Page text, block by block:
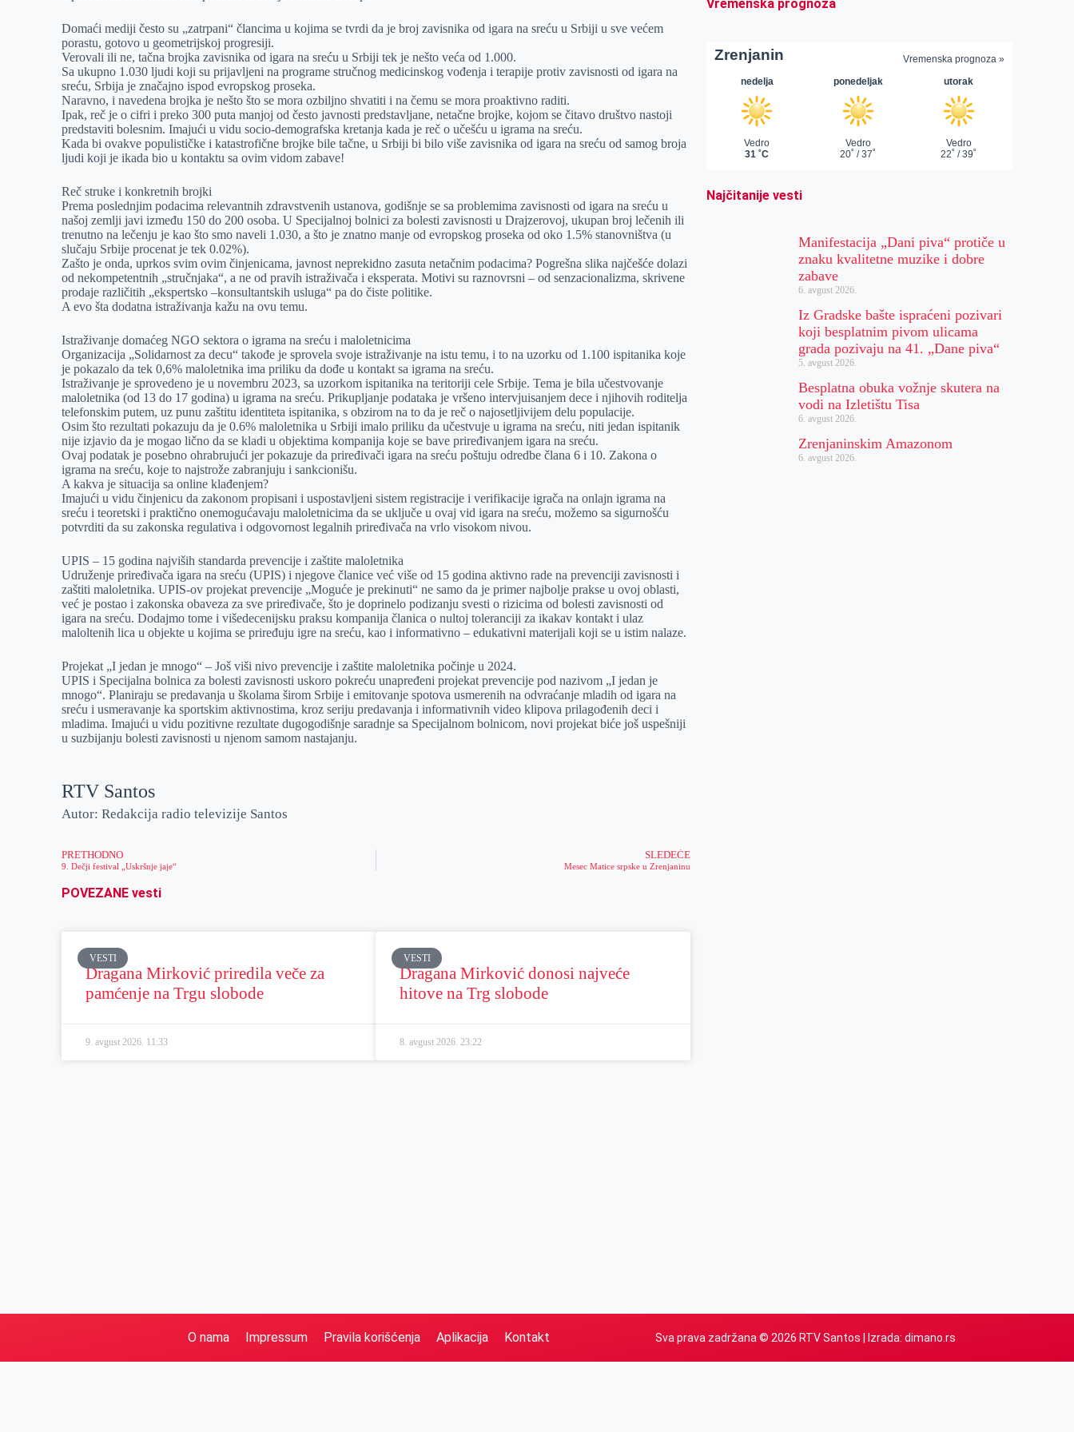
p
p
l
Domaći mediji često su „zatrpani“ člancima u kojima se tvrdi da je broj zavisnika od igara na sreću u Srbiji u sve većem
porastu, gotovo u geometrijskoj progresiji.
Verovali ili ne, tačna brojka zavisnika od igara na sreću u Srbiji tek je nešto veća od 1.000.
Sa ukupno 1.030 ljudi koji su prijavljeni na programe stručnog medicinskog vođenja i terapije protiv zavisnosti od igara na
sreću, Srbija je značajno ispod evropskog proseka.
Naravno, i navedena brojka je nešto što se mora ozbiljno shvatiti i na čemu se mora proaktivno raditi.
Ipak, reč je o cifri i preko 300 puta manjoj od često javnosti predstavljane, netačne brojke, kojom se čitavo društvo nastoji
predstaviti bolesnim. Imajući u vidu socio-demografska kretanja kada je reč o učešću u igrama na sreću.
Kada bi ovakve populističke i katastrofične brojke bile tačne, u Srbiji bi bilo više zavisnika od igara na sreću od samog broja
ljudi koji je ikada bio u kontaktu sa ovim vidom zabave!
Reč struke i konkretnih brojki
Prema poslednjim podacima relevantnih zdravstvenih ustanova, godišnje se sa problemima zavisnosti od igara na sreću u
našoj zemlji javi između 150 do 200 osoba. U Specijalnoj bolnici za bolesti zavisnosti u Drajzerovoj, ukupan broj lečenih ili
trenutno na lečenju je kao što smo naveli 1.030, a što je znatno manje od evropskog proseka od oko 1.5% stanovništva (u
slučaju Srbije procenat je tek 0.02%).
Zašto je onda, uprkos svim ovim činjenicama, javnost neprekidno zasuta netačnim podacima? Pogrešna slika najčešće dolazi
od nekompetentnih „stručnjaka“, a ne od pravih istraživača i eksperata. Motivi su raznovrsni – od senzacionalizma, skrivene
prodaje različitih „ekspertsko –konsultantskih usluga“ pa do čiste politike.
A evo šta dodatna istraživanja kažu na ovu temu.
Istraživanje domaćeg NGO sektora o igrama na sreću i maloletnicima
Organizacija „Solidarnost za decu“ takođe je sprovela svoje istraživanje na istu temu, i to na uzorku od 1.100 ispitanika koje
je pokazalo da tek 0,6% maloletnika ima priliku da dođe u kontakt sa igrama na sreću.
Istraživanje je sprovedeno je u novembru 2023, sa uzorkom ispitanika na teritoriji cele Srbije. Tema je bila učestvovanje
maloletnika (od 13 do 17 godina) u igrama na sreću. Prikupljanje podataka je vršeno intervjuisanjem dece i njihovih roditelja
telefonskim putem, uz punu zaštitu identiteta ispitanika, s obzirom na to da je reč o najosetljivijem delu populacije.
Osim što rezultati pokazuju da je 0.6% maloletnika u Srbiji imalo priliku da učestvuje u igrama na sreću, niti jedan ispitanik
nije izjavio da je mogao lično da se kladi u objektima kompanija koje se bave priređivanjem igara na sreću.
Ovaj podatak je posebno ohrabrujući jer pokazuje da priređivači igara na sreću poštuju odredbe člana 6 i 10. Zakona o
igrama na sreću, koje to najstrože zabranjuju i sankcionišu.
A kakva je situacija sa online klađenjem?
Imajući u vidu činjenicu da zakonom propisani i uspostavljeni sistem registracije i verifikacije igrača na onlajn igrama na
sreću i teoretski i praktično onemogućavaju maloletnicima da se uključe u ovaj vid igara na sreću, možemo sa sigurnošću
potvrditi da su zakonska regulativa i odgovornost legalnih priređivača na vrlo visokom nivou.
UPIS – 15 godina najviših standarda prevencije i zaštite maloletnika
Udruženje priređivača igara na sreću (UPIS) i njegove članice već više od 15 godina aktivno rade na prevenciji zavisnosti i
zaštiti maloletnika. UPIS-ov projekat prevencije „Moguće je prekinuti“ ne samo da je primer najbolje prakse u ovoj oblasti,
već je postao i zakonska obaveza za sve priređivače, što je doprinelo podizanju svesti o rizicima od bolesti zavisnosti od
igara na sreću. Dodajmo tome i višedecenijsku praksu kompanija članica o nultoj toleranciji za ikakav kontakt i ulaz
maloltenih lica u objekte u kojima se priređuju igre na sreću, kao i informativno – edukativni materijali koji se u istim nalaze.
Projekat „I jedan je mnogo“ – Još viši nivo prevencije i zaštite maloletnika počinje u 2024.
UPIS i Specijalna bolnica za bolesti zavisnosti uskoro pokreću unapređeni projekat prevencije pod nazivom „I jedan je
mnogo“. Planiraju se predavanja u školama širom Srbije i emitovanje spotova usmerenih na odvraćanje mladih od igara na
sreću i usmeravanje ka sportskim aktivnostima, kroz seriju predavanja i informativnih video klipova prilagođenih deci i
mladima. Imajući u vidu pozitivne rezultate dugogodišnje saradnje sa Specijalnom bolnicom, novi projekat biće još uspešniji
u suzbijanju bolesti zavisnosti u njenom samom nastajanju.
RTV Santos
Autor: Redakcija radio televizije Santos
PRETHODNO
9. Dečji festival „Uskršnje jaje“
SLEDEĆE
Mesec Matice srpske u Zrenjaninu
POVEZANE vesti
VESTI
Dragana Mirković priredila veče za
pamćenje na Trgu slobode
9. avgust 2026. 11:33
VESTI
Dragana Mirković donosi najveće
hitove na Trg slobode
8. avgust 2026. 23:22
Vremenska prognoza
Najčitanije vesti
Manifestacija „Dani piva“ protiče u
znaku kvalitetne muzike i dobre
zabave
6. avgust 2026.
Iz Gradske bašte ispraćeni pozivari
koji besplatnim pivom ulicama
grada pozivaju na 41. „Dane piva“
5. avgust 2026.
Besplatna obuka vožnje skutera na
vodi na Izletištu Tisa
6. avgust 2026.
Zrenjaninskim Amazonom
6. avgust 2026.
O nama Impressum Pravila korišćenja Aplikacija Kontakt Sva prava zadržana © 2026 RTV Santos | Izrada: dimano.rs